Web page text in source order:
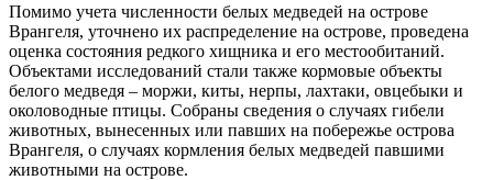
Помимо учета численности белых медведей на острове
Врангеля, уточнено их распределение на острове, проведена
оценка состояния редкого хищника и его местообитаний.
Объектами исследований стали также кормовые объекты
белого медведя – моржи, киты, нерпы, лахтаки, овцебыки и
околоводные птицы. Собраны сведения о случаях гибели
животных, вынесенных или павших на побережье острова
Врангеля, о случаях кормления белых медведей павшими
животными на острове.